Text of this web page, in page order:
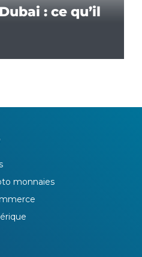
: ce qu’il
monnaies